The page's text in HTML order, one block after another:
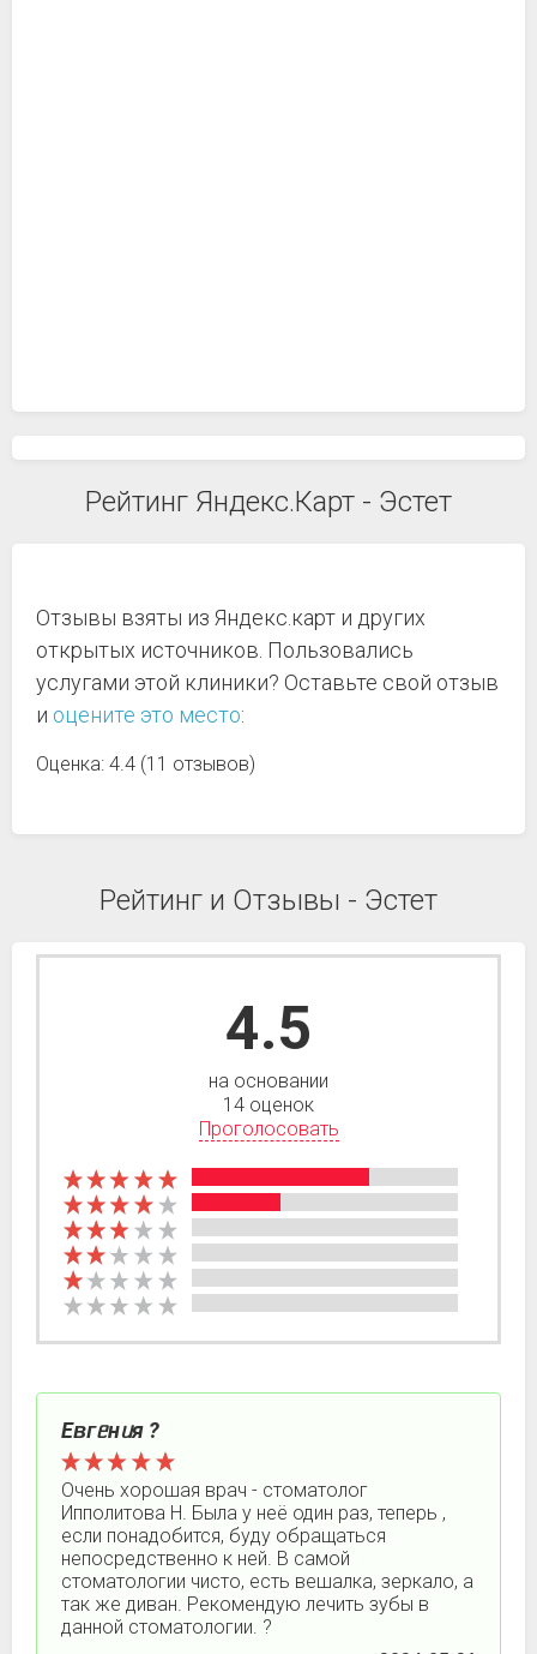
Рейтинг Яндекс.Карт - Эстет
Отзывы взяты из Яндекс.карт и других
открытых источников. Пользовались
услугами этой клиники? Оставьте свой отзыв
и оцените это место:
Оценка: 4.4 (11 отзывов)
Рейтинг и Отзывы - Эстет
4.5
на основании
14 оценок
Проголосовать
Еʙᴦᥱнᥙя ?
Очень хорошая врач - стоматолог
Ипполитова Н. Была у неё один раз, теперь ,
если понадобится, буду обращаться
непосредственно к ней. В самой
стоматологии чисто, есть вешалка, зеркало, а
так же диван. Рекомендую лечить зубы в
данной стоматологии. ?